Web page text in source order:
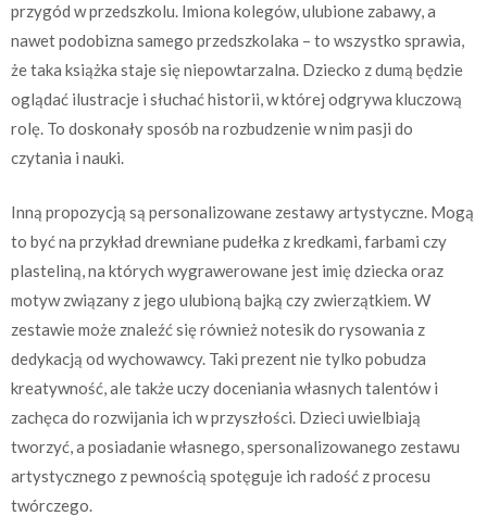
przygód w przedszkolu. Imiona kolegów, ulubione zabawy, a
nawet podobizna samego przedszkolaka – to wszystko sprawia,
że taka książka staje się niepowtarzalna. Dziecko z dumą będzie
oglądać ilustracje i słuchać historii, w której odgrywa kluczową
rolę. To doskonały sposób na rozbudzenie w nim pasji do
czytania i nauki.
Inną propozycją są personalizowane zestawy artystyczne. Mogą
to być na przykład drewniane pudełka z kredkami, farbami czy
plasteliną, na których wygrawerowane jest imię dziecka oraz
motyw związany z jego ulubioną bajką czy zwierzątkiem. W
zestawie może znaleźć się również notesik do rysowania z
dedykacją od wychowawcy. Taki prezent nie tylko pobudza
kreatywność, ale także uczy doceniania własnych talentów i
zachęca do rozwijania ich w przyszłości. Dzieci uwielbiają
tworzyć, a posiadanie własnego, spersonalizowanego zestawu
artystycznego z pewnością spotęguje ich radość z procesu
twórczego.